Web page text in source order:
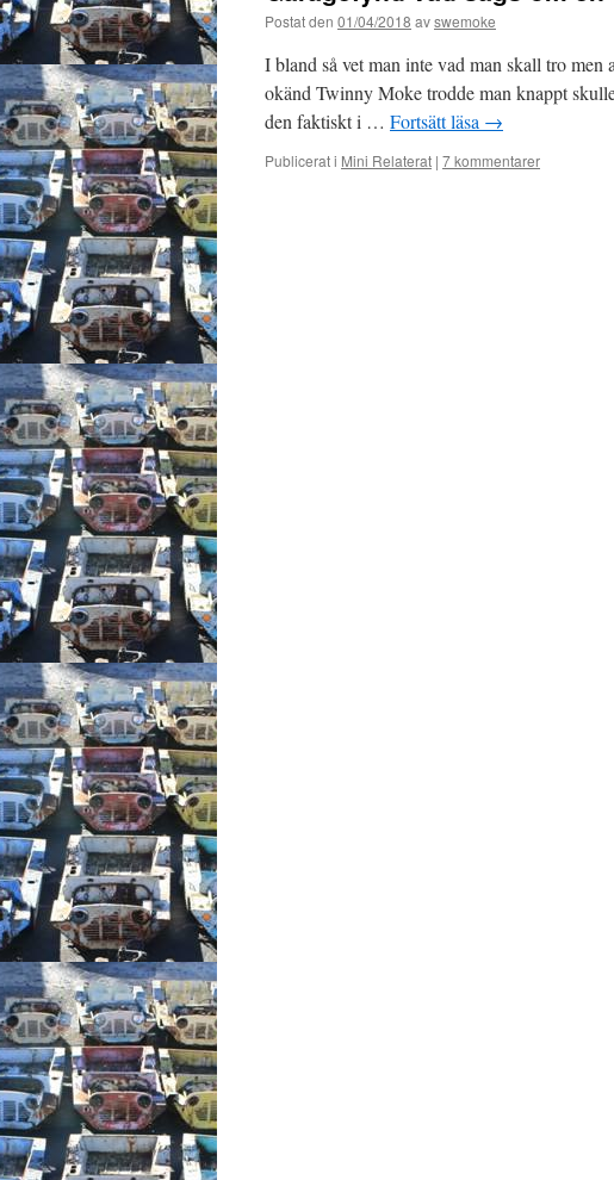
Postat den 01/04/2018 avswemoke
I bland så vet man inte vad man skall tro
okänd Twinny Moke trodde man knappt
den faktiskt i … Fortsätt läsa →
Publicerat i Mini Relaterat | 7 kommentarer